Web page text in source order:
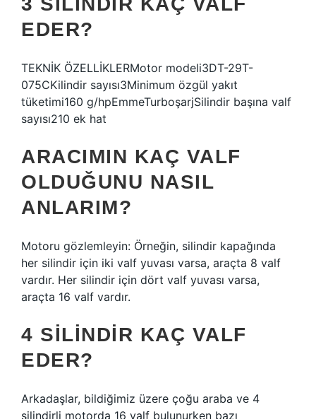
EDER?
TEKNİK ÖZELLİKLERMotor modeli3DT-29T-
075CKilindir sayısı3Minimum özgül yakıt
tüketimi160 g/hpEmmeTurboşarjSilindir başına valf
sayısı210 ek hat
ARACIMIN KAÇ VALF
OLDUĞUNU NASIL
ANLARIM?
Motoru gözlemleyin: Örneğin, silindir kapağında
her silindir için iki valf yuvası varsa, araçta 8 valf
vardır. Her silindir için dört valf yuvası varsa,
araçta 16 valf vardır.
4 SILINDIR KAÇ VALF
EDER?
Arkadaşlar, bildiğimiz üzere çoğu araba ve 4
silindirli motorda 16 valf bulunurken bazı